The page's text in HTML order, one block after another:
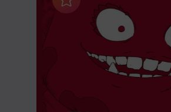
Aggiungi ai preferiti